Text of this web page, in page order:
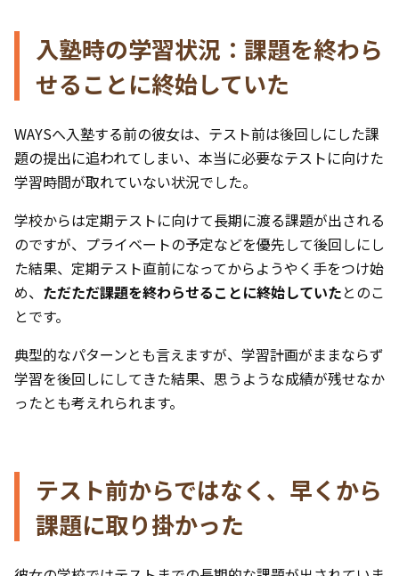
入塾時の学習状況：課題を終わら
せることに終始していた
WAYSへ入塾する前の彼女は、テスト前は後回しにした課
題の提出に追われてしまい、本当に必要なテストに向けた
学習時間が取れていない状況でした。
学校からは定期テストに向けて長期に渡る課題が出される
のですが、プライベートの予定などを優先して後回しにし
た結果、定期テスト直前になってからようやく手をつけ始
め、 ただただ課題を終わらせることに終始していたとのこ
とです。
典型的なパターンとも言えますが、学習計画がままならず
学習を後回しにしてきた結果、思うような成績が残せなか
ったとも考えれられます。
テスト前からではなく、早くから
課題に取り掛かった